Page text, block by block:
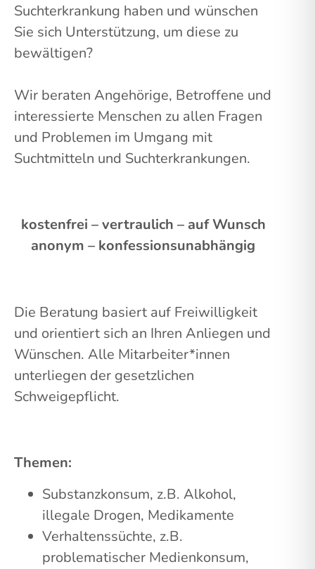
Suchterkrankung haben und wünschen
Sie sich Unterstützung, um diese zu
bewältigen?
Wir beraten Angehörige, Betroffene und
interessierte Menschen zu allen Fragen
und Problemen im Umgang mit
Suchtmitteln und Suchterkrankungen.
kostenfrei – vertraulich – auf Wunsch
anonym – konfessionsunabhängig
Die Beratung basiert auf Freiwilligkeit
und orientiert sich an Ihren Anliegen und
Wünschen. Alle Mitarbeiter*innen
unterliegen der gesetzlichen
Schweigepflicht.
Themen:
Substanzkonsum, z.B. Alkohol,
illegale Drogen, Medikamente
Verhaltenssüchte, z.B.
problematischer Medienkonsum,